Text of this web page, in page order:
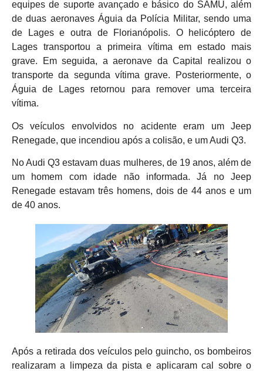
equipes de suporte avançado e básico do SAMU, além
de duas aeronaves Águia da Polícia Militar, sendo uma
de Lages e outra de Florianópolis. O helicóptero de
Lages transportou a primeira vítima em estado mais
grave. Em seguida, a aeronave da Capital realizou o
transporte da segunda vítima grave. Posteriormente, o
Águia de Lages retornou para remover uma terceira
vítima.
Os veículos envolvidos no acidente eram um Jeep
Renegade, que incendiou após a colisão, e um Audi Q3.
No Audi Q3 estavam duas mulheres, de 19 anos, além de
um homem com idade não informada. Já no Jeep
Renegade estavam três homens, dois de 44 anos e um
de 40 anos.
Após a retirada dos veículos pelo guincho, os bombeiros
realizaram a limpeza da pista e aplicaram cal sobre o